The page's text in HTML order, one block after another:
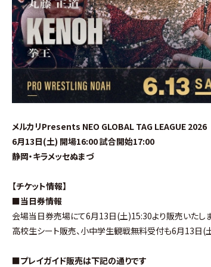
メルカリPresents NEO GLOBAL TAG LEAGUE 2026
6月13日(土) 開場16:00 試合開始17:00
静岡・キラメッセぬまづ
【チケット情報】
■当日券情報
会場当日券売場にて6月13日(土)15:30より販売いたし
高校生シート販売、小中学生観戦無料受付も6月13日
■プレイガイド販売は下記の通りです